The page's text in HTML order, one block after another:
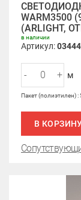
WARM3500
(ARLIGHT,
в наличии
Артикул:
- + м
Пакет (полиэтилен) :
В